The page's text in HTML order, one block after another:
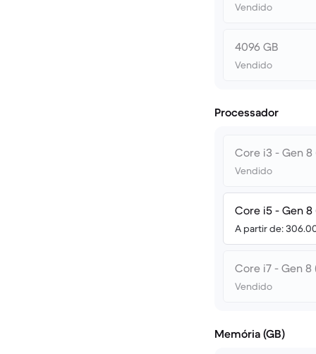
Vendido
4096 GB
Vendido
Processador
Core i3 - Gen 8
Vendido
Core i5 - Gen 8
A partir de:
Core i7 - Gen 8
Vendido
Memória (GB)